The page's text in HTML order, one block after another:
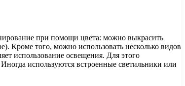
при помощи цвета: можно выкрасить
Кроме того, можно использовать несколько видов
использование освещения. Для этого
используются встроенные светильники или